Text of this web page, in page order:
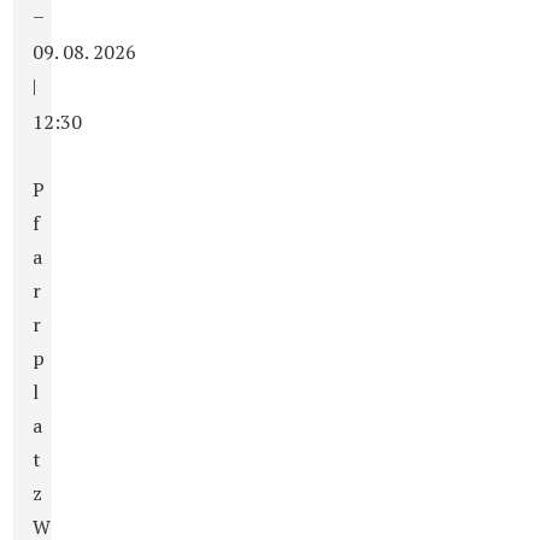
–
09. 08. 2026
|
12:30
P
f
a
r
r
p
l
a
t
z
W